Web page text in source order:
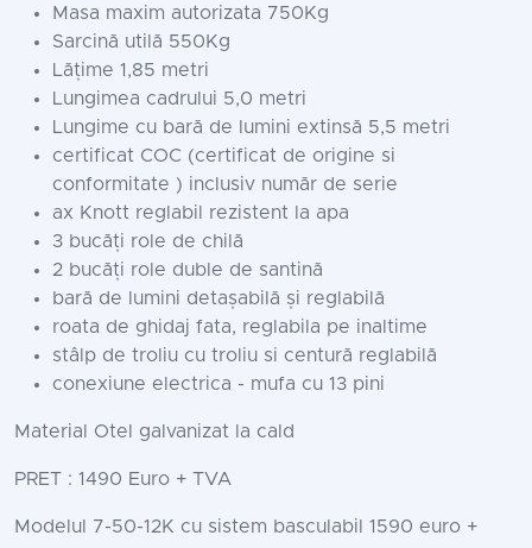
Masa maxim autorizata 750Kg
Sarcină utilă 550Kg
Lățime 1,85 metri
Lungimea cadrului 5,0 metri
Lungime cu bară de lumini extinsă 5,5 metri
certificat COC (certificat de origine si
conformitate ) inclusiv număr de serie
ax Knott reglabil rezistent la apa
3 bucăți role de chilă
2 bucăți role duble de santină
bară de lumini detașabilă și reglabilă
roata de ghidaj fata, reglabila pe inaltime
stâlp de troliu cu troliu si centură reglabilă
conexiune electrica - mufa cu 13 pini
Material Otel galvanizat la cald
PRET : 1490 Euro + TVA
Modelul 7-50-12K cu sistem basculabil 1590 euro +